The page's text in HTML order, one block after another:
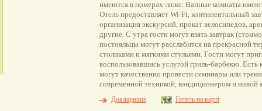
имеются в номерах-люкс. Ванные комнаты
Отель предоставляет Wi-Fi, континентальный
организация экскурсий, прокат велосипедов,
другие. С утра гости могут взять завтрак
постояльцы могут расслабится на прекрасной
столиками и мягкими стульями. Гости могут
воспользовавшись услугой гриль-барбекю. Есть
могут качественно провести семинары или
современной техникой, кондиционером и новой
Докладніше
Готель на карті